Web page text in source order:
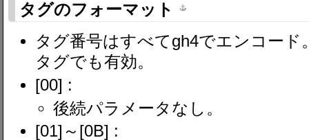
タグのフォーマット
タグ番号はすべてgh4でエンコー
タグでも有効。
[00] :
後続パラメータなし。
[01]～[0B] :